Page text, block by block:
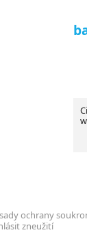
ochrany
zneužití